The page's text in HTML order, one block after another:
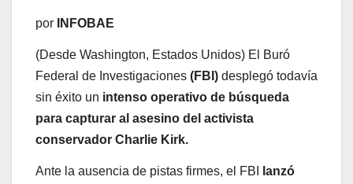
por INFOBAE
(Desde Washington, Estados Unidos) El Buró
Federal de Investigaciones (FBI) desplegó todavía
sin éxito un intenso operativo de búsqueda
para capturar al asesino del activista
conservador Charlie Kirk.
Ante la ausencia de pistas firmes, el FBI
lanzó